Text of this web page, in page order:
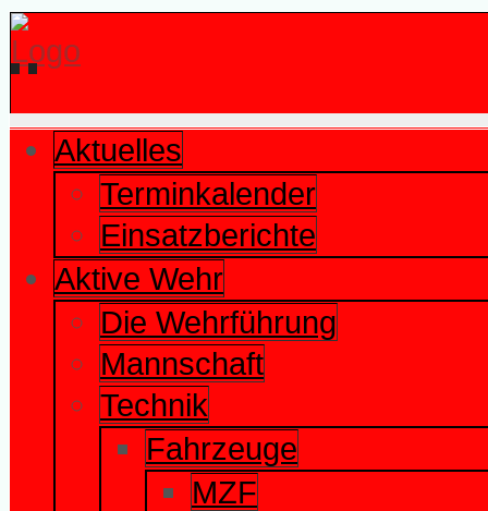
Aktuelles
Terminkalender
Einsatzberichte
Aktive Wehr
Die Wehrführung
Mannschaft
Technik
Fahrzeuge
MZF